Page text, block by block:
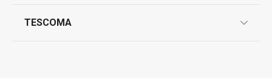
Snadná reklamace
TESCOMA